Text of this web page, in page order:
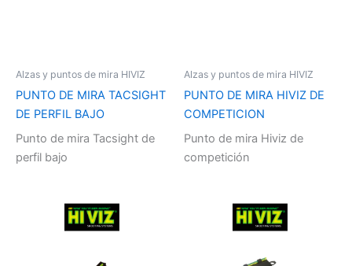
Alzas y puntos de mira HIVIZ
PUNTO DE MIRA TACSIGHT
DE PERFIL BAJO
Punto de mira Tacsight de
perfil bajo
Alzas y puntos de mira HIVIZ
PUNTO DE MIRA HIVIZ DE
COMPETICION
Punto de mira Hiviz de
competición